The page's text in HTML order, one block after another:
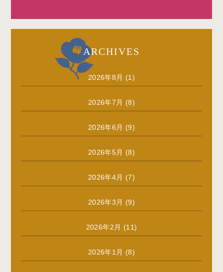
ARCHIVES
2026年8月 (1)
2026年7月 (8)
2026年6月 (9)
2026年5月 (8)
2026年4月 (7)
2026年3月 (9)
2026年2月 (11)
2026年1月 (8)